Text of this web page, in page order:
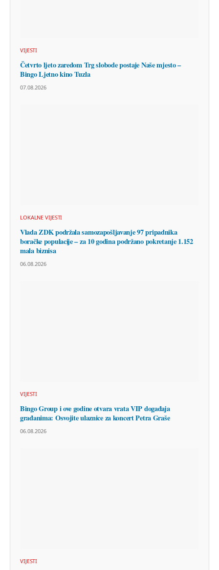
VIJESTI
Četvrto ljeto zaredom Trg slobode postaje Naše mjesto –
Bingo Ljetno kino Tuzla
07.08.2026
LOKALNE VIJESTI
Vlada ZDK podržala samozapošljavanje 97 pripadnika
boračke populacije – za 10 godina podržano pokretanje 1.152
mala biznisa
06.08.2026
VIJESTI
Bingo Group i ove godine otvara vrata VIP događaja
građanima: Osvojite ulaznice za koncert Petra Graše
06.08.2026
VIJESTI